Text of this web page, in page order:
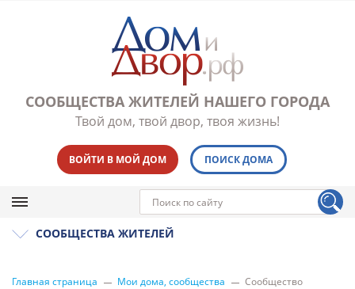
СООБЩЕСТВА ЖИТЕЛЕЙ НАШЕГО ГОРОДА
Твой дом, твой двор, твоя жизнь!
ВОЙТИ В МОЙ ДОМ ПОИСК ДОМА
СООБЩЕСТВА ЖИТЕЛЕЙ
Главная страница Мои дома, сообщества Сообщество